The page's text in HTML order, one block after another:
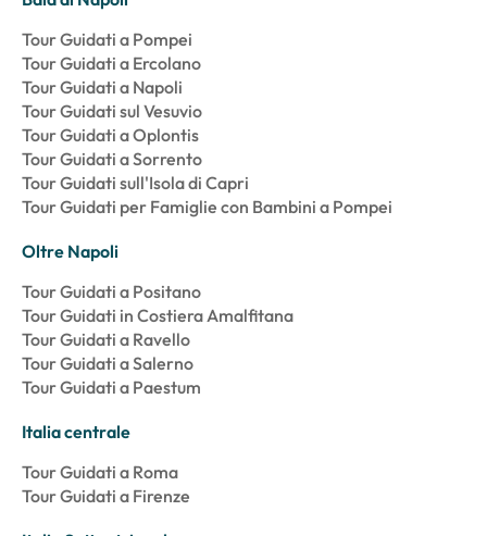
Tour Guidati a Pompei
Tour Guidati a Ercolano
Tour Guidati a Napoli
Tour Guidati sul Vesuvio
Tour Guidati a Oplontis
Tour Guidati a Sorrento
Tour Guidati sull'Isola di Capri
Tour Guidati per Famiglie con Bambini a Pompei
Oltre Napoli
Tour Guidati a Positano
Tour Guidati in Costiera Amalfitana
Tour Guidati a Ravello
Tour Guidati a Salerno
Tour Guidati a Paestum
Italia centrale
Tour Guidati a Roma
Tour Guidati a Firenze